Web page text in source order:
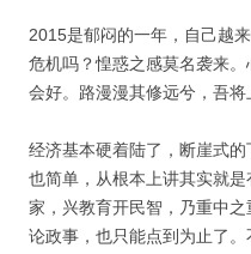
2015是郁闷的一年，自己越
危机吗？惶惑之感莫名袭来
会好。路漫漫其修远兮，吾将
经济基本硬着陆了，断崖式
也简单，从根本上讲其实就
家，兴教育开民智，乃重中
论政事，也只能点到为止了